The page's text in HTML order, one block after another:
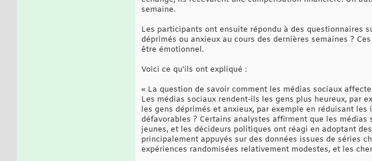
semaine.
Les participants ont ensuite répondu à des questionnaires
déprimés ou anxieux au cours des dernières semaines ?
être émotionnel.
Voici ce qu'ils ont expliqué :
« La question de savoir comment les médias sociaux
Les médias sociaux rendent-ils les gens plus heureux, par
les gens déprimés et anxieux, par exemple en réduisant
défavorables ? Certains analystes affirment que les
jeunes, et les décideurs politiques ont réagi en adoptant
principalement appuyés sur des données issues de séries
expériences randomisées relativement modestes, et les